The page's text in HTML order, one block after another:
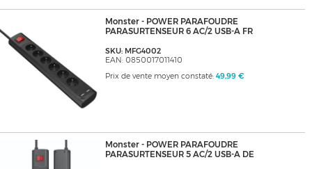
Monster - POWER PARAFOUDRE
PARASURTENSEUR 6 AC/2 USB-A FR
SKU: MFG4002
EAN: 0850017011410
Prix de vente moyen constaté: 49,99 €
Monster - POWER PARAFOUDRE
PARASURTENSEUR 5 AC/2 USB-A DE